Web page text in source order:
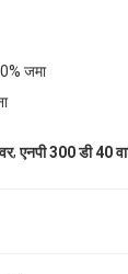
जमा
,एनपी 300 डी 40